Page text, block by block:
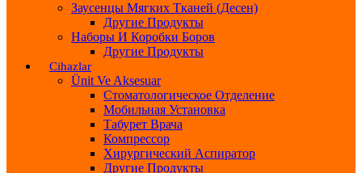
Заусенцы Мягких Тканей (десен)
Другие Продукты
Наборы И Коробки Боров
Другие Продукты
Cihazlar
Ünit Ve Aksesuar
Стоматологическое Отделение
Мобильная Установка
Табурет Врача
Компрессор
Хирургический Аспиратор
Другие Продукты